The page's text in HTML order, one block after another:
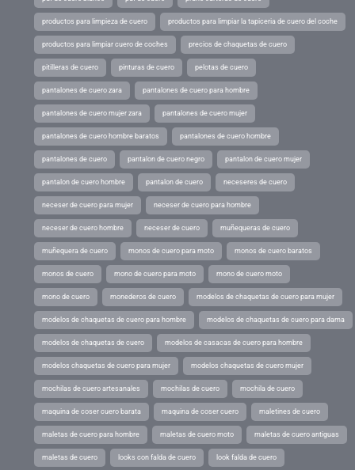
productos para limpieza de cuero productos para limpiar la tapiceria de cuero del coche
productos para limpiar cuero de coches precios de chaquetas de cuero
pitilleras de cuero pinturas de cuero pelotas de cuero
pantalones de cuero zara pantalones de cuero para hombre
pantalones de cuero mujer zara pantalones de cuero mujer
pantalones de cuero hombre baratos pantalones de cuero hombre
pantalones de cuero pantalon de cuero negro pantalon de cuero mujer
pantalon de cuero hombre pantalon de cuero neceseres de cuero
neceser de cuero para mujer neceser de cuero para hombre
neceser de cuero hombre neceser de cuero muñequeras de cuero
muñequera de cuero monos de cuero para moto monos de cuero baratos
monos de cuero mono de cuero para moto mono de cuero moto
mono de cuero monederos de cuero modelos de chaquetas de cuero para mujer
modelos de chaquetas de cuero para hombre modelos de chaquetas de cuero para dama
modelos de chaquetas de cuero modelos de casacas de cuero para hombre
modelos chaquetas de cuero para mujer modelos chaquetas de cuero mujer
mochilas de cuero artesanales mochilas de cuero mochila de cuero
maquina de coser cuero barata maquina de coser cuero maletines de cuero
maletas de cuero para hombre maletas de cuero moto maletas de cuero antiguas
maletas de cuero looks con falda de cuero look falda de cuero